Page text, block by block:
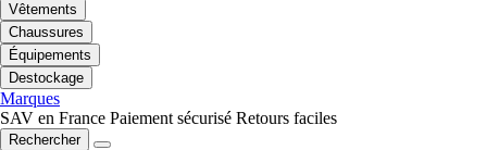
Vêtements
Chaussures
Équipements
Destockage
Marques
SAV en France Paiement sécurisé Retours faciles
Rechercher